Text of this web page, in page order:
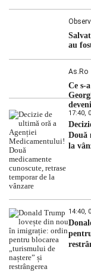
au
As.ro
Ce s-
17:40,
Două
la
14:40,